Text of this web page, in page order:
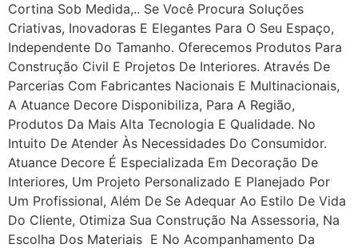
Cortina Sob Medida,.. Se Você Procura Soluções
Criativas, Inovadoras E Elegantes Para O Seu Espaço,
Independente Do Tamanho. Oferecemos Produtos Para
Construção Civil E Projetos De Interiores. Através De
Parcerias Com Fabricantes Nacionais E Multinacionais,
A Atuance Decore Disponibiliza, Para A Região,
Produtos Da Mais Alta Tecnologia E Qualidade. No
Intuito De Atender Às Necessidades Do Consumidor.
Atuance Decore É Especializada Em Decoração De
Interiores, Um Projeto Personalizado E Planejado Por
Um Profissional, Além De Se Adequar Ao Estilo De Vida
Do Cliente, Otimiza Sua Construção Na Assessoria, Na
Escolha Dos Materiais E No Acompanhamento Da